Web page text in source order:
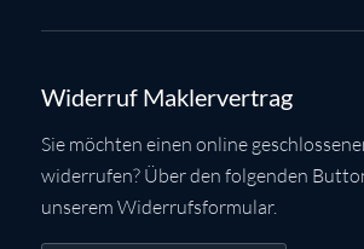
Widerruf Maklervertrag
Sie möchten einen online
widerrufen? Über den folgenden
unserem Widerrufsformular.